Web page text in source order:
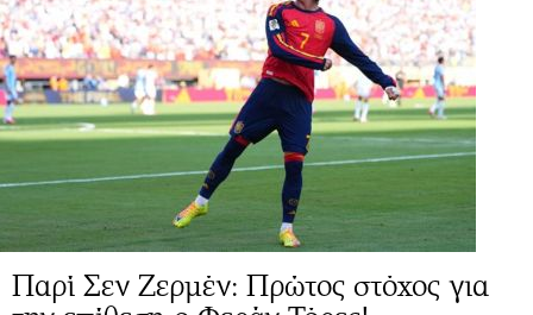
Παρί Σεν Ζερμέν: Πρώτος στόχος για